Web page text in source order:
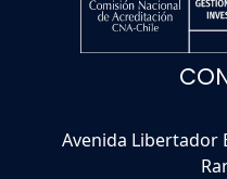
Avenida Libertador